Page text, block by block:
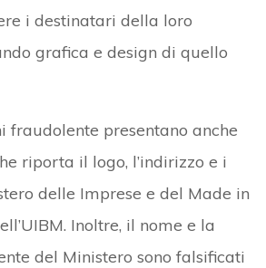
i destinatari della loro
grafica e design di quello
fraudolente presentano anche
riporta il logo, l’indirizzo e i
delle Imprese e del Made in
Inoltre, il nome e la
del Ministero sono falsificati